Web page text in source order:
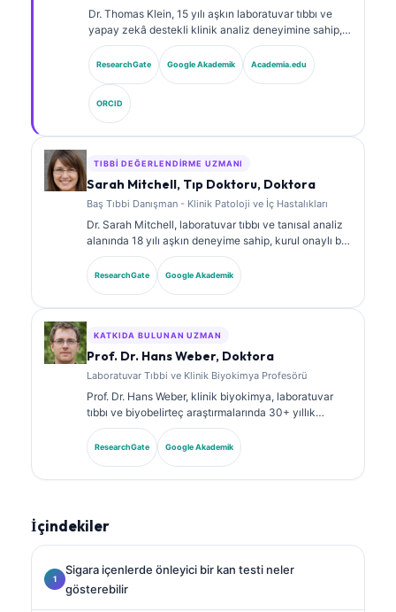
Dr. Thomas Klein, 15 yılı aşkın laboratuvar tıbbı ve
yapay zekâ destekli klinik analiz deneyimine sahip,
kurul onaylı bir klinik hematolog ve dâhiliye
uzmanıdır. Kantesti AI bünyesinde Tıbbi Direktör
olarak, tescilli sinir ağının tıbbi doğruluğuna ilişkin
klinik gözetim sağlar. Dr. Klein, biyobelirteç
yorumlanması ve laboratuvar tıbbı konularında
laboratuvar tanılarına ilişkin kapsamlı yayınlar
yapmıştır.
ResearchGate Google Akademik Academia.edu
ORCID
TIBBI DEĞERLENDIRME UZMANI
Sarah Mitchell, Tıp Doktoru, Doktora
Baş Tıbbi Danışman - Klinik Patoloji ve İç Hastalıkları
Dr. Sarah Mitchell, laboratuvar tıbbı ve tanısal analiz
alanında 18 yılı aşkın deneyime sahip, kurul onaylı bir
klinik patologdur. Klinik kimya alanında uzmanlık
sertifikalarına sahiptir ve klinik uygulamada
biyobelirteç panelleri ile laboratuvar analizi üzerine
ResearchGate Google Akademik
KATKIDA BULUNAN UZMAN
Prof. Dr. Hans Weber, Doktora
Laboratuvar Tıbbi ve Klinik Biyokimya Profesörü
Prof. Dr. Hans Weber, klinik biyokimya, laboratuvar
tıbbı ve biyobelirteç araştırmalarında 30+ yıllık
uzmanlığa sahiptir. Alman Klinik Kimya Derneği’nin
eski Başkanıdır; tanısal panel analizi, biyobelirteç
standardizasyonu ve yapay zeka destekli laboratuvar
ResearchGate Google Akademik
İçindekiler
Sigara içenlerde önleyici bir kan testi neler
gösterebilir